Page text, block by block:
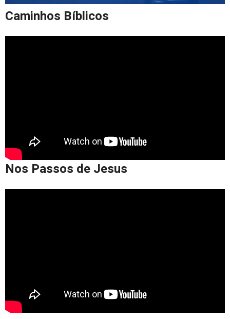
Caminhos Bíblicos
Nos Passos de Jesus